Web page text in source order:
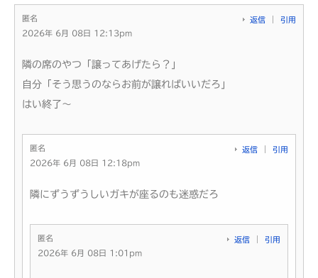
匿名
2026年 6月 08日 12:13pm
返信 引用
隣の席のやつ「譲ってあげたら？」
自分「そう思うのならお前が譲ればいいだろ」
はい終了～
匿名
2026年 6月 08日 12:18pm
返信 引用
隣にずうずうしいガキが座るのも迷惑だろ
匿名
2026年 6月 08日 1:01pm
返信 引用